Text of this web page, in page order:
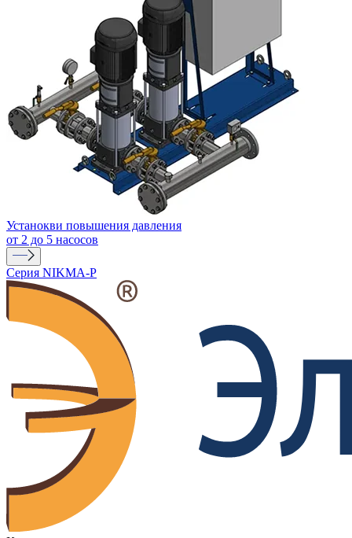
Устанокви повышения давления
от 2 до 5 насосов
Серия NIKMA-P